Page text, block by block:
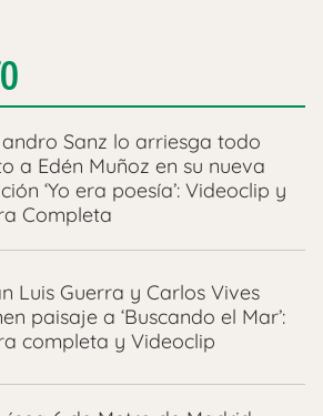
Sanz lo arriesga todo
a Edén Muñoz en su nueva
‘Yo era poesía’: Videoclip y
Completa
Luis Guerra y Carlos Vives
paisaje a ‘Buscando el Mar’:
completa y Videoclip